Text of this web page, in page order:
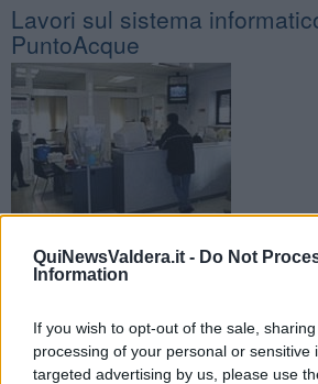
QuiNewsValdera.it - Do Not
Information
If you wish to opt-out of the sale,
processing of your personal or sensitive
targeted advertising by us, please use
​Lavori sul sistema
PuntoAcque
Venerdì 12 settembre gli sportelli di
ritarderanno l’orario di apertura